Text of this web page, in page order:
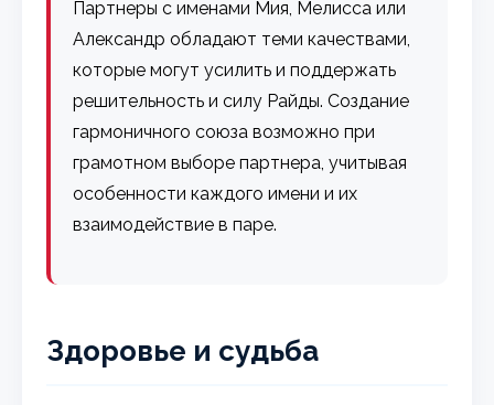
Партнеры с именами Мия, Мелисса или
Александр обладают теми качествами,
которые могут усилить и поддержать
решительность и силу Райды. Создание
гармоничного союза возможно при
грамотном выборе партнера, учитывая
особенности каждого имени и их
взаимодействие в паре.
Здоровье и судьба